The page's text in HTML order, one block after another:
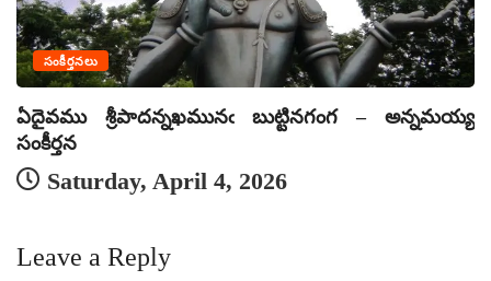
సంకీర్తనలు
ఏదైవము శ్రీపాదన్నఖమునఁ బుట్టినగంగ – అన్నమయ్య
సంకీర్తన
Saturday, April 4, 2026
Leave a Reply